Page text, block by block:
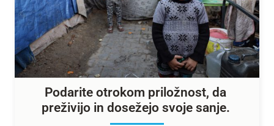
Podarite otrokom priložnost, da
preživijo in dosežejo svoje sanje.